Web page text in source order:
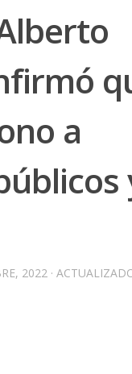
a
2022 ·